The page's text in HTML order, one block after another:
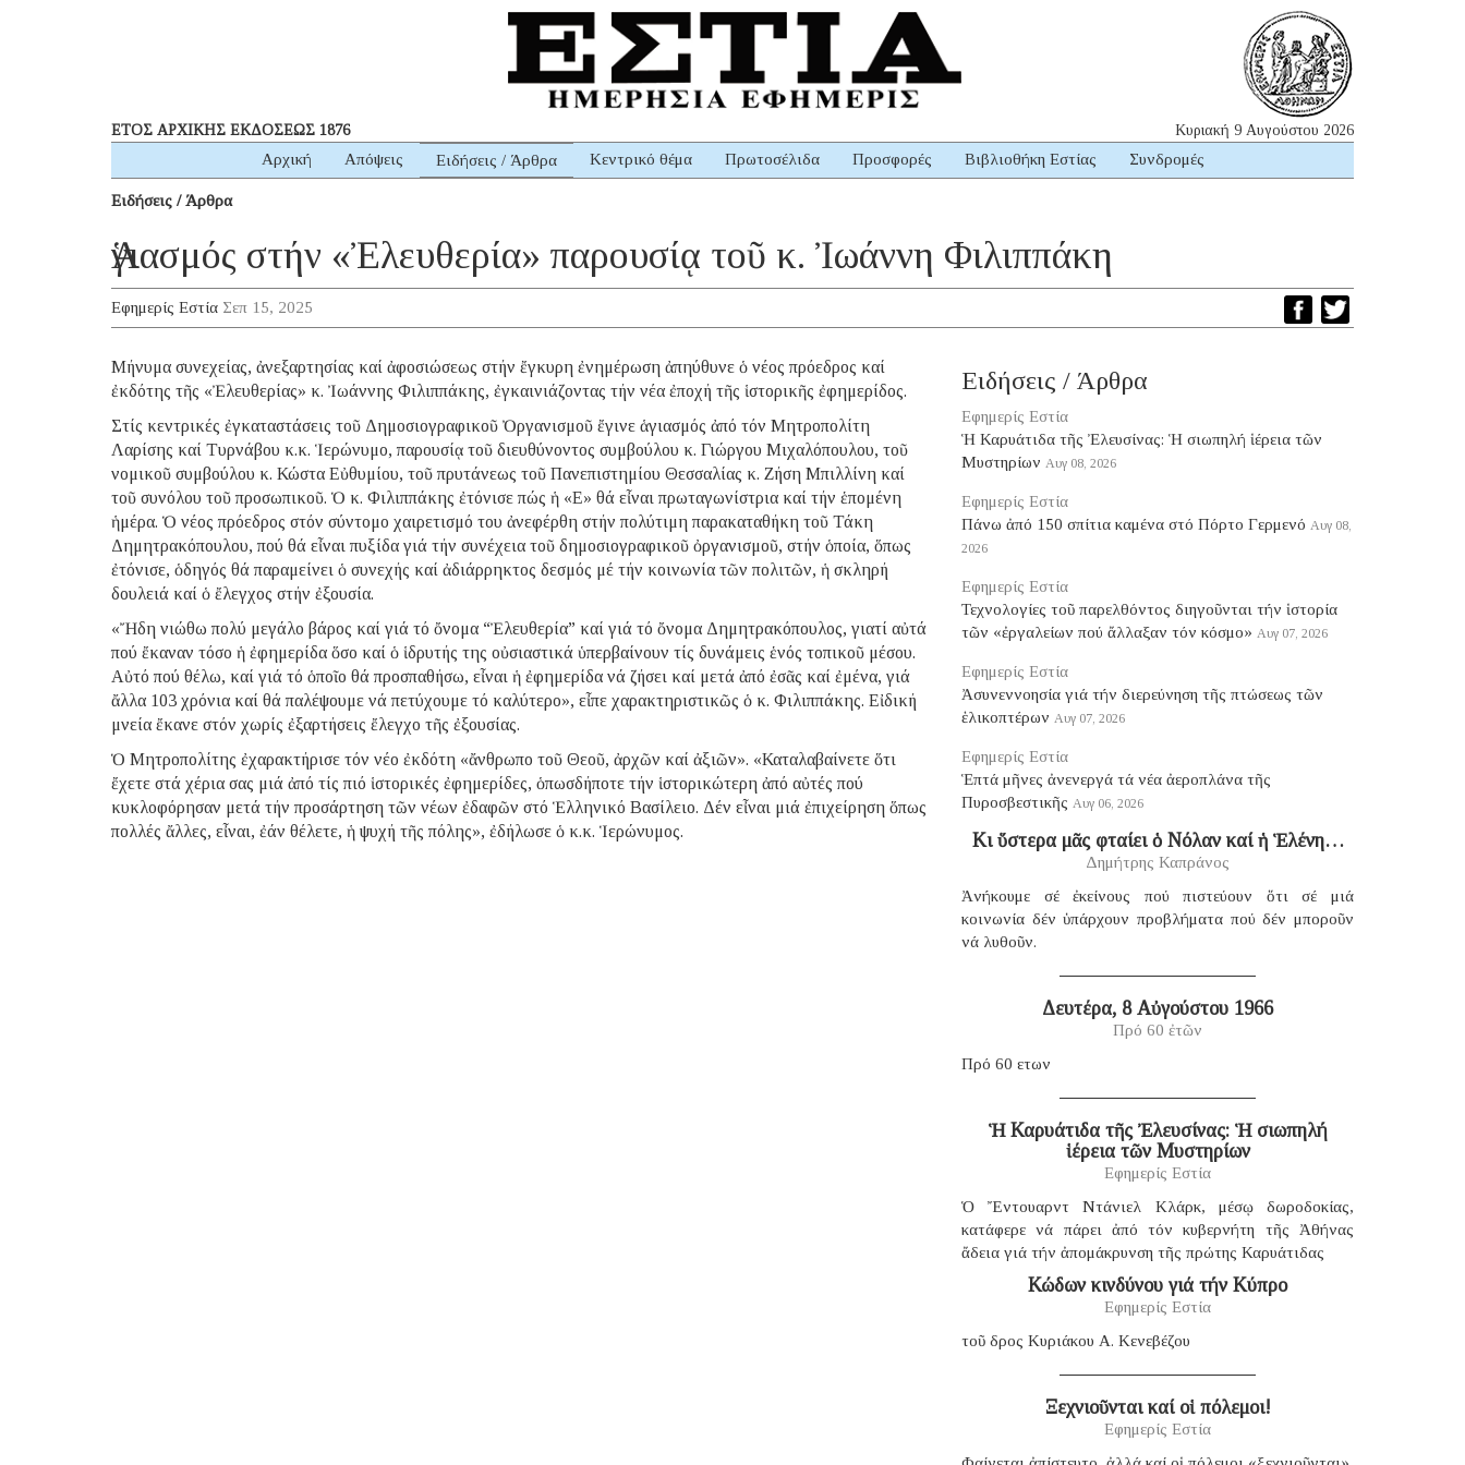
ΕΤΟΣ ΑΡΧΙΚΗΣ ΕΚΔΟΣΕΩΣ 1876 Κυριακή 9 Αυγούστου 2026
Αρχική Απόψεις Ειδήσεις / Άρθρα Κεντρικό θέμα Πρωτοσέλιδα Προσφορές Βιβλιοθήκη Εστίας Συνδρομές
Ειδήσεις / Άρθρα
Ἁγιασμός στήν «Ἐλευθερία» παρουσίᾳ τοῦ κ. Ἰωάννη Φιλιππάκη
Εφημερίς Εστία Σεπ 15, 2025
Μήνυμα συνεχείας, ἀνεξαρτησίας καί ἀφοσιώσεως στήν ἔγκυρη ἐνημέρωση ἀπηύθυνε ὁ νέος πρόεδρος καί
ἐκδότης τῆς «Ἐλευθερίας» κ. Ἰωάννης Φιλιππάκης, ἐγκαινιάζοντας τήν νέα ἐποχή τῆς ἱστορικῆς ἐφημερίδος.
Στίς κεντρικές ἐγκαταστάσεις τοῦ Δημοσιογραφικοῦ Ὀργανισμοῦ ἔγινε ἁγιασμός ἀπό τόν Μητροπολίτη
Λαρίσης καί Τυρνάβου κ.κ. Ἱερώνυμο, παρουσίᾳ τοῦ διευθύνοντος συμβούλου κ. Γιώργου Μιχαλόπουλου, τοῦ
νομικοῦ συμβούλου κ. Κώστα Εὐθυμίου, τοῦ πρυτάνεως τοῦ Πανεπιστημίου Θεσσαλίας κ. Ζήση Μπιλλίνη καί
τοῦ συνόλου τοῦ προσωπικοῦ. Ὁ κ. Φιλιππάκης ἐτόνισε πώς ἡ «Ε» θά εἶναι πρωταγωνίστρια καί τήν ἑπομένη
ἡμέρα. Ὁ νέος πρόεδρος στόν σύντομο χαιρετισμό του ἀνεφέρθη στήν πολύτιμη παρακαταθήκη τοῦ Τάκη
Δημητρακόπουλου, πού θά εἶναι πυξίδα γιά τήν συνέχεια τοῦ δημοσιογραφικοῦ ὀργανισμοῦ, στήν ὁποία, ὅπως
ἐτόνισε, ὁδηγός θά παραμείνει ὁ συνεχής καί ἀδιάρρηκτος δεσμός μέ τήν κοινωνία τῶν πολιτῶν, ἡ σκληρή
δουλειά καί ὁ ἔλεγχος στήν ἐξουσία.
«Ἤδη νιώθω πολύ μεγάλο βάρος καί γιά τό ὄνομα “Ἐλευθερία” καί γιά τό ὄνομα Δημητρακόπουλος, γιατί αὐτά
πού ἔκαναν τόσο ἡ ἐφημερίδα ὅσο καί ὁ ἱδρυτής της οὐσιαστικά ὑπερβαίνουν τίς δυνάμεις ἑνός τοπικοῦ μέσου.
Αὐτό πού θέλω, καί γιά τό ὁποῖο θά προσπαθήσω, εἶναι ἡ ἐφημερίδα νά ζήσει καί μετά ἀπό ἐσᾶς καί ἐμένα, γιά
ἄλλα 103 χρόνια καί θά παλέψουμε νά πετύχουμε τό καλύτερο», εἶπε χαρακτηριστικῶς ὁ κ. Φιλιππάκης. Εἰδική
μνεία ἔκανε στόν χωρίς ἐξαρτήσεις ἔλεγχο τῆς ἐξουσίας.
Ὁ Μητροπολίτης ἐχαρακτήρισε τόν νέο ἐκδότη «ἄνθρωπο τοῦ Θεοῦ, ἀρχῶν καί ἀξιῶν». «Καταλαβαίνετε ὅτι
ἔχετε στά χέρια σας μιά ἀπό τίς πιό ἱστορικές ἐφημερίδες, ὁπωσδήποτε τήν ἱστορικώτερη ἀπό αὐτές πού
κυκλοφόρησαν μετά τήν προσάρτηση τῶν νέων ἐδαφῶν στό Ἑλληνικό Βασίλειο. Δέν εἶναι μιά ἐπιχείρηση ὅπως
πολλές ἄλλες, εἶναι, ἐάν θέλετε, ἡ ψυχή τῆς πόλης», ἐδήλωσε ὁ κ.κ. Ἱερώνυμος.
Ειδήσεις / Άρθρα
Εφημερίς Εστία
Ἡ Καρυάτιδα τῆς Ἐλευσίνας: Ἡ σιωπηλή ἱέρεια τῶν
Μυστηρίων Αυγ 08, 2026
Εφημερίς Εστία
Πάνω ἀπό 150 σπίτια καμένα στό Πόρτο Γερμενό Αυγ 08,
2026
Εφημερίς Εστία
Τεχνολογίες τοῦ παρελθόντος διηγοῦνται τήν ἱστορία
τῶν «ἐργαλείων πού ἄλλαξαν τόν κόσμο» Αυγ 07, 2026
Εφημερίς Εστία
Ἀσυνεννοησία γιά τήν διερεύνηση τῆς πτώσεως τῶν
ἑλικοπτέρων Αυγ 07, 2026
Εφημερίς Εστία
Ἑπτά μῆνες ἀνενεργά τά νέα ἀεροπλάνα τῆς
Πυροσβεστικῆς Αυγ 06, 2026
Κι ὕστερα μᾶς φταίει ὁ Νόλαν καί ἡ Ἑλένη…
Δημήτρης Καπράνος
Ἀνήκουμε σέ ἐκείνους πού πιστεύουν ὅτι σέ μιά
κοινωνία δέν ὑπάρχουν προβλήματα πού δέν μποροῦν
νά λυθοῦν.
Δευτέρα, 8 Αὐγούστου 1966
Πρό 60 ἐτῶν
Πρό 60 ετων
Ἡ Καρυάτιδα τῆς Ἐλευσίνας: Ἡ σιωπηλή
ἱέρεια τῶν Μυστηρίων
Εφημερίς Εστία
Ὁ Ἔντουαρντ Ντάνιελ Κλάρκ, μέσῳ δωροδοκίας,
κατάφερε νά πάρει ἀπό τόν κυβερνήτη τῆς Ἀθήνας
ἄδεια γιά τήν ἀπομάκρυνση τῆς πρώτης Καρυάτιδας
Κώδων κινδύνου γιά τήν Κύπρο
Εφημερίς Εστία
τοῦ δρος Κυριάκου Α. Κενεβέζου
Ξεχνιοῦνται καί οἱ πόλεμοι!
Εφημερίς Εστία